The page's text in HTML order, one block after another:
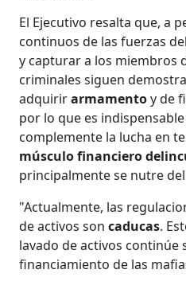
El Ejecutivo resalta que, a
continuos de las fuerzas
y capturar a los miembros
criminales siguen
adquirirarmamentoy de
por lo que es
complemente la lucha en
músculo financiero
principalmente se nutre
"Actualmente, las
de activos soncaducas.
lavado de activos continúe
financiamiento de las